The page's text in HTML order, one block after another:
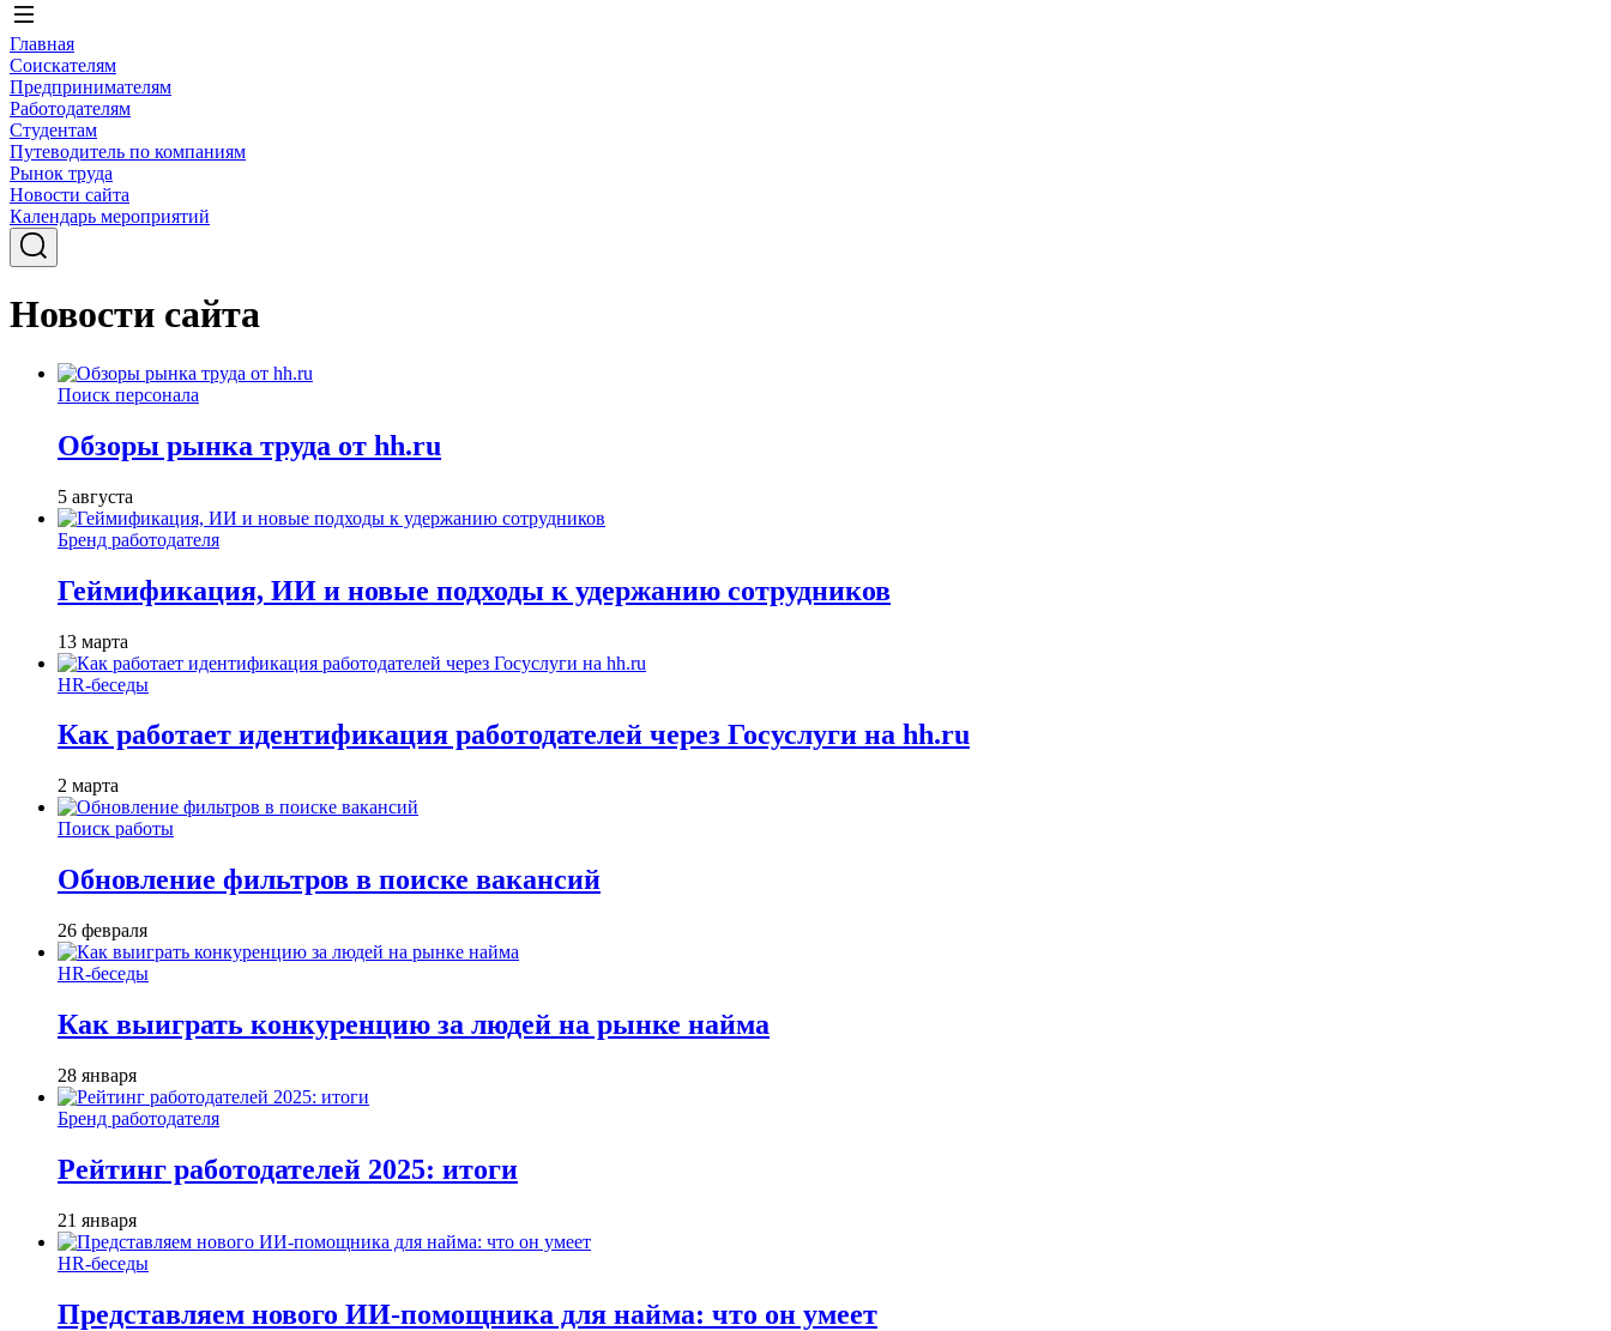
Главная
Соискателям
Предпринимателям
Работодателям
Студентам
Путеводитель по компаниям
Рынок труда
Новости сайта
Календарь мероприятий
Новости сайта
Поиск персонала
Обзоры рынка труда от hh.ru
5 августа
Бренд работодателя
Геймификация, ИИ и новые подходы к удержанию сотрудников
13 марта
HR-беседы
Как работает идентификация работодателей через Госуслуги на hh.ru
2 марта
Поиск работы
Обновление фильтров в поиске вакансий
26 февраля
HR-беседы
Как выиграть конкуренцию за людей на рынке найма
28 января
Бренд работодателя
Рейтинг работодателей 2025: итоги
21 января
HR-беседы
Представляем нового ИИ-помощника для найма: что он умеет